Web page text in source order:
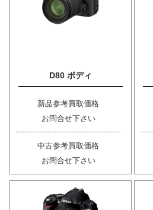
D80 ボディ
新品参考買取価格
お問合せ下さい
中古参考買取価格
お問合せ下さい